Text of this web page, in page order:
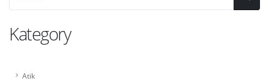
Kategory
Atik